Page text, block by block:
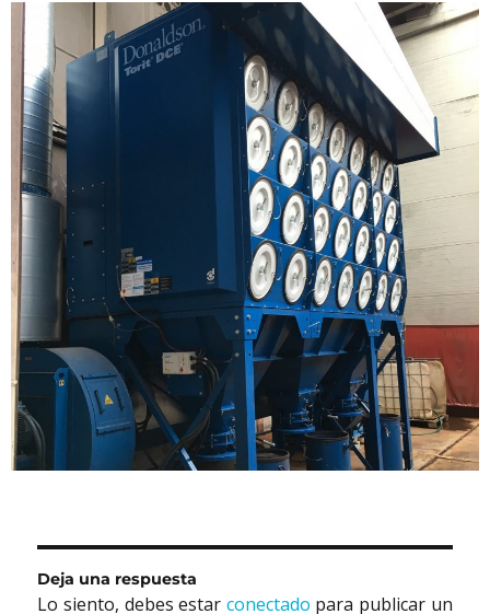
Deja una respuesta
Lo siento, debes estar conectado para publicar un